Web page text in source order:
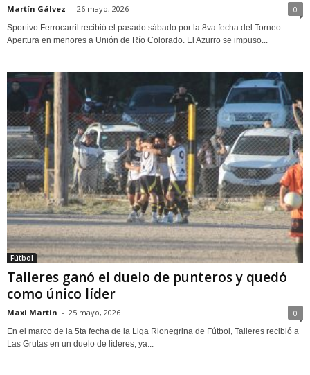
Martín Gálvez - 26 mayo, 2026 0
Sportivo Ferrocarril recibió el pasado sábado por la 8va fecha del Torneo
Apertura en menores a Unión de Río Colorado. El Azurro se impuso...
Fútbol
Talleres ganó el duelo de punteros y quedó
como único líder
Maxi Martin - 25 mayo, 2026 0
En el marco de la 5ta fecha de la Liga Rionegrina de Fútbol, Talleres recibió a
Las Grutas en un duelo de líderes, ya...